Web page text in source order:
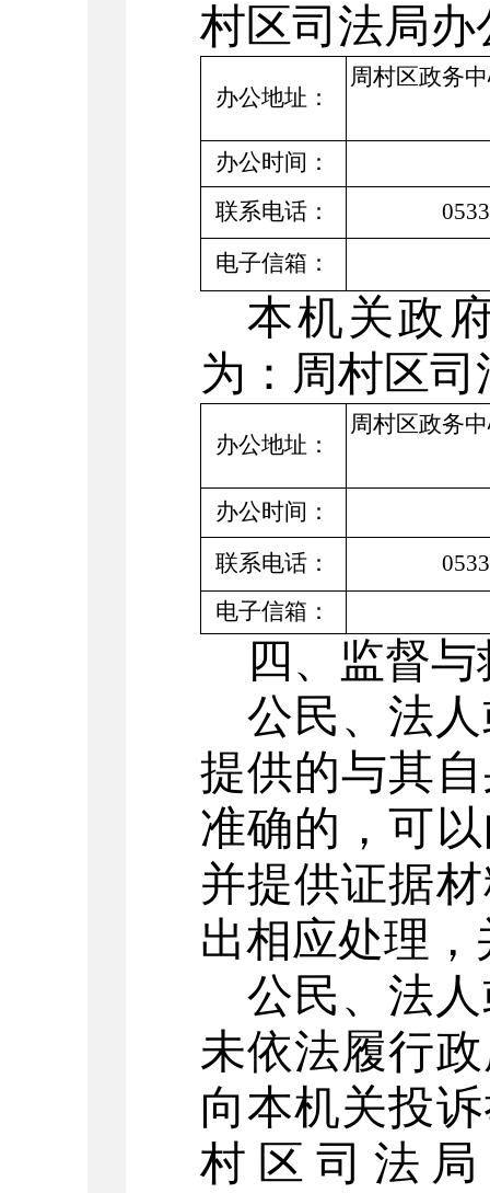
村区司法局办
办公地址：
周村区政务
办公时间：
联系电话：
电子信箱：
本机关政
为： 周村区司
办公地址：
周村区政务
办公时间：
联系电话：
电子信箱：
四、监督
公民、法
提供的与其
准确的，可
并提供证据
出相应处理
公民、法
未依法履行
向本机关投
村区 司法局